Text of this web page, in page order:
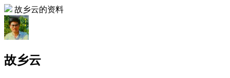
故乡云的资料
故乡云